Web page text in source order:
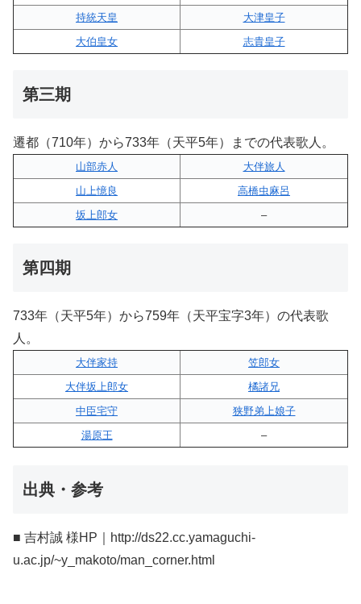
持統天皇
大津皇子
大伯皇女
志貴皇子
第三期
遷都（710年）から733年（天平5年）までの代表歌人。
山部赤人
大伴旅人
山上憶良
高橋虫麻呂
坂上郎女
–
第四期
733年（天平5年）から759年（天平宝字3年）の代表歌
人。
大伴家持
笠郎女
大伴坂上郎女
橘諸兄
中臣宅守
狭野弟上娘子
湯原王
–
出典・参考
■ 吉村誠 様HP｜http://ds22.cc.yamaguchi-
u.ac.jp/~y_makoto/man_corner.html